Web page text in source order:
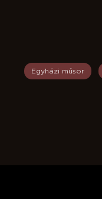
Egyházi műsor